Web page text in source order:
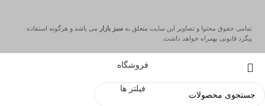
تمامی حقوق محتوا و تصاویر این سایت متعلق به سبز بازار می باشد و هرگونه استفاده
پیگرد قانونی بهمراه خواهد داشت.
فروشگاه
فیلتر ها